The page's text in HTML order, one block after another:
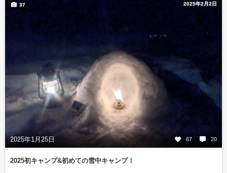
2025年2月2日
2025年1月25日 67 20
37
2025初キャンプ&初めての雪中キャンプ！